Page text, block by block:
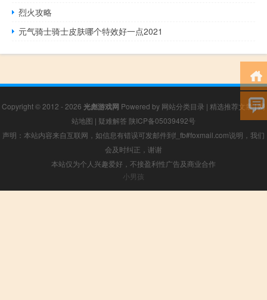
烈火攻略
元气骑士骑士皮肤哪个特效好一点2021
Copyright © 2012 - 2026 光彪游戏网 Powered by 网站分类目录 | 精选推荐文章|网
站地图 | 疑难解答 陕ICP备05039492号
声明：本站内容来自互联网，如信息有错误可发邮件到f_fb#foxmail.com说明，我们
会及时纠正，谢谢
本站仅为个人兴趣爱好，不接盈利性广告及商业合作
小男孩